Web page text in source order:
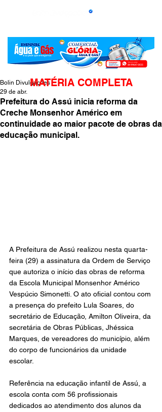
Prefeitura do Assú inicia reforma da
Creche Monsenhor Américo em
continuidade ao maior pacote de obras da
educação municipal.
Bolin Divulgações
29 de abr.
A Prefeitura de Assú realizou nesta quarta-
feira (29) a assinatura da Ordem de Serviço
que autoriza o início das obras de reforma
da Escola Municipal Monsenhor Américo
Vespúcio Simonetti. O ato oficial contou com
a presença do prefeito Lula Soares, do
secretário de Educação, Amilton Oliveira, da
secretária de Obras Públicas, Jhéssica
Marques, de vereadores do município, além
do corpo de funcionários da unidade
escolar.
Referência na educação infantil de Assú, a
escola conta com 56 profissionais
dedicados ao atendimento dos alunos da
MATÉRIA COMPLETA